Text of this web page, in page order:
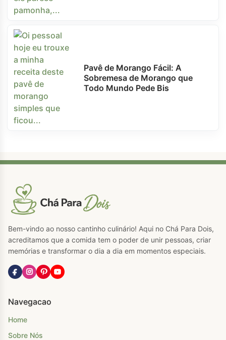
Pavê de Morango Fácil: A
Sobremesa de Morango que
Todo Mundo Pede Bis
Bem-vindo ao nosso cantinho culinário! Aqui no Chá Para Dois,
acreditamos que a comida tem o poder de unir pessoas, criar
memórias e transformar o dia a dia em momentos especiais.
Navegacao
Home
Sobre Nós